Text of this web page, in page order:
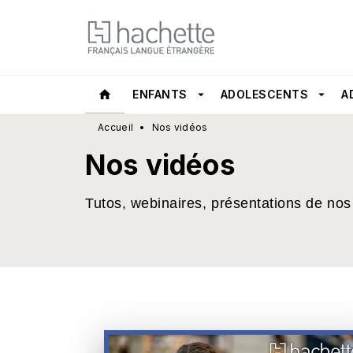
MENU RECHERCHE
home ENFANTS arrow_drop_down ADOLESCENTS arrow_drop_down
Accueil • Nos vidéos
Nos vidéos
Tutos, webinaires, présentations de